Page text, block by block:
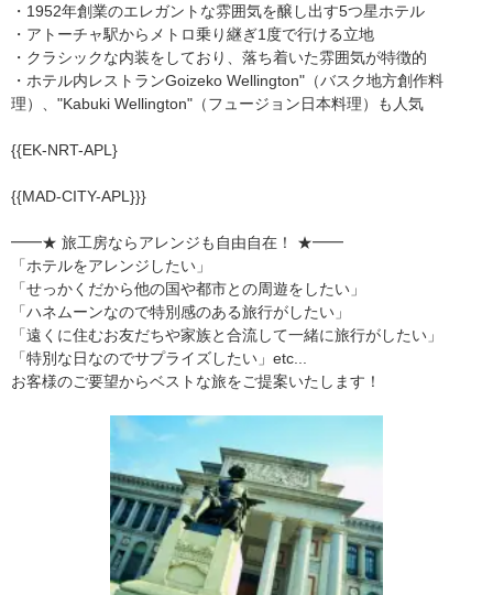
・1952年創業のエレガントな雰囲気を醸し出す5つ星ホテル
・アトーチャ駅からメトロ乗り継ぎ1度で行ける立地
・クラシックな内装をしており、落ち着いた雰囲気が特徴的
・ホテル内レストランGoizeko Wellington"（バスク地方創作料
理）、"Kabuki Wellington"（フュージョン日本料理）も人気
{{EK-NRT-APL}
{{MAD-CITY-APL}}}
━━★ 旅工房ならアレンジも自由自在！ ★━━
「ホテルをアレンジしたい」
「せっかくだから他の国や都市との周遊をしたい」
「ハネムーンなので特別感のある旅行がしたい」
「遠くに住むお友だちや家族と合流して一緒に旅行がしたい」
「特別な日なのでサプライズしたい」etc...
お客様のご要望からベストな旅をご提案いたします！